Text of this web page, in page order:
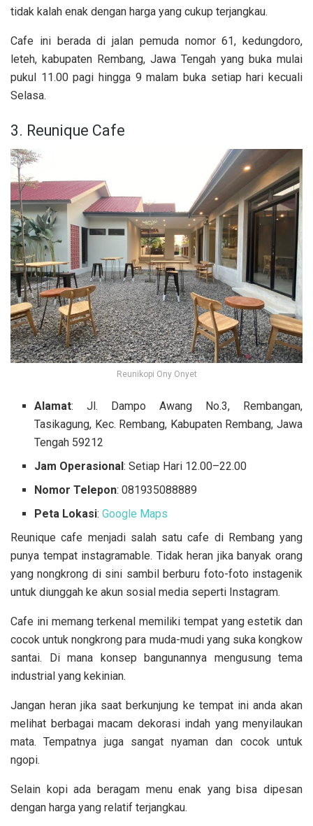
tidak kalah enak dengan harga yang cukup terjangkau.
Cafe ini berada di jalan pemuda nomor 61, kedungdoro,
leteh, kabupaten Rembang, Jawa Tengah yang buka mulai
pukul 11.00 pagi hingga 9 malam buka setiap hari kecuali
Selasa.
3. Reunique Cafe
Reunikopi Ony Onyet
Alamat: Jl. Dampo Awang No.3, Rembangan,
Tasikagung, Kec. Rembang, Kabupaten Rembang, Jawa
Tengah 59212
Jam Operasional: Setiap Hari 12.00–22.00
Nomor Telepon: 081935088889
Peta Lokasi:Google Maps
Reunique cafe menjadi salah satu cafe di Rembang yang
punya tempat instagramable. Tidak heran jika banyak orang
yang nongkrong di sini sambil berburu foto-foto instagenik
untuk diunggah ke akun sosial media seperti Instagram.
Cafe ini memang terkenal memiliki tempat yang estetik dan
cocok untuk nongkrong para muda-mudi yang suka kongkow
santai. Di mana konsep bangunannya mengusung tema
industrial yang kekinian.
Jangan heran jika saat berkunjung ke tempat ini anda akan
melihat berbagai macam dekorasi indah yang menyilaukan
mata. Tempatnya juga sangat nyaman dan cocok untuk
ngopi.
Selain kopi ada beragam menu enak yang bisa dipesan
dengan harga yang relatif terjangkau.